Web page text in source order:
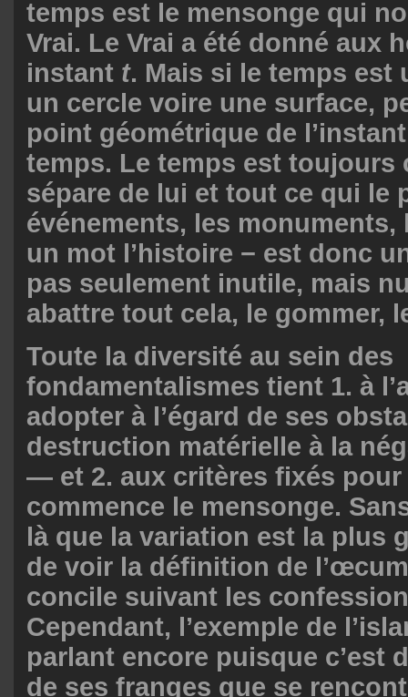
temps est le mensonge qui
Vrai. Le Vrai a été donné aux
instant t. Mais si le temps est
un cercle voire une surface,
point géométrique de
temps. Le temps est toujours
sépare de lui et tout ce qui le
événements, les monuments,
un mot l’histoire − est donc
pas seulement inutile, mais
abattre tout cela, le gommer,
Toute la diversité au sein des
fondamentalismes tient 1. à
adopter à l’égard de ses
destruction matérielle à la
— et 2. aux critères fixés
commence le mensonge.
là que la variation est la plus
de voir la définition de
concile suivant les
Cependant, l’exemple de
parlant encore puisque c’est
de ses franges que se